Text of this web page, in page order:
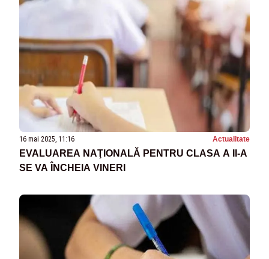
16 mai 2025, 11:16 Actualitate
EVALUAREA NAŢIONALĂ PENTRU CLASA A II-A
SE VA ÎNCHEIA VINERI